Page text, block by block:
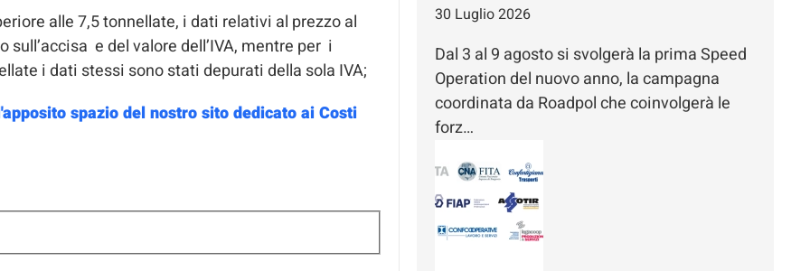
alle 7,5 tonnellate, i dati relativi al prezzo al
e del valore dell’IVA, mentre per i
i dati stessi sono stati depurati della sola IVA;
spazio del nostro sito dedicato ai Costi
30 Luglio 2026
Dal 3 al 9 agosto si svolgerà la prima Speed
Operation del nuovo anno, la campagna
coordinata da Roadpol che coinvolgerà le
forz…